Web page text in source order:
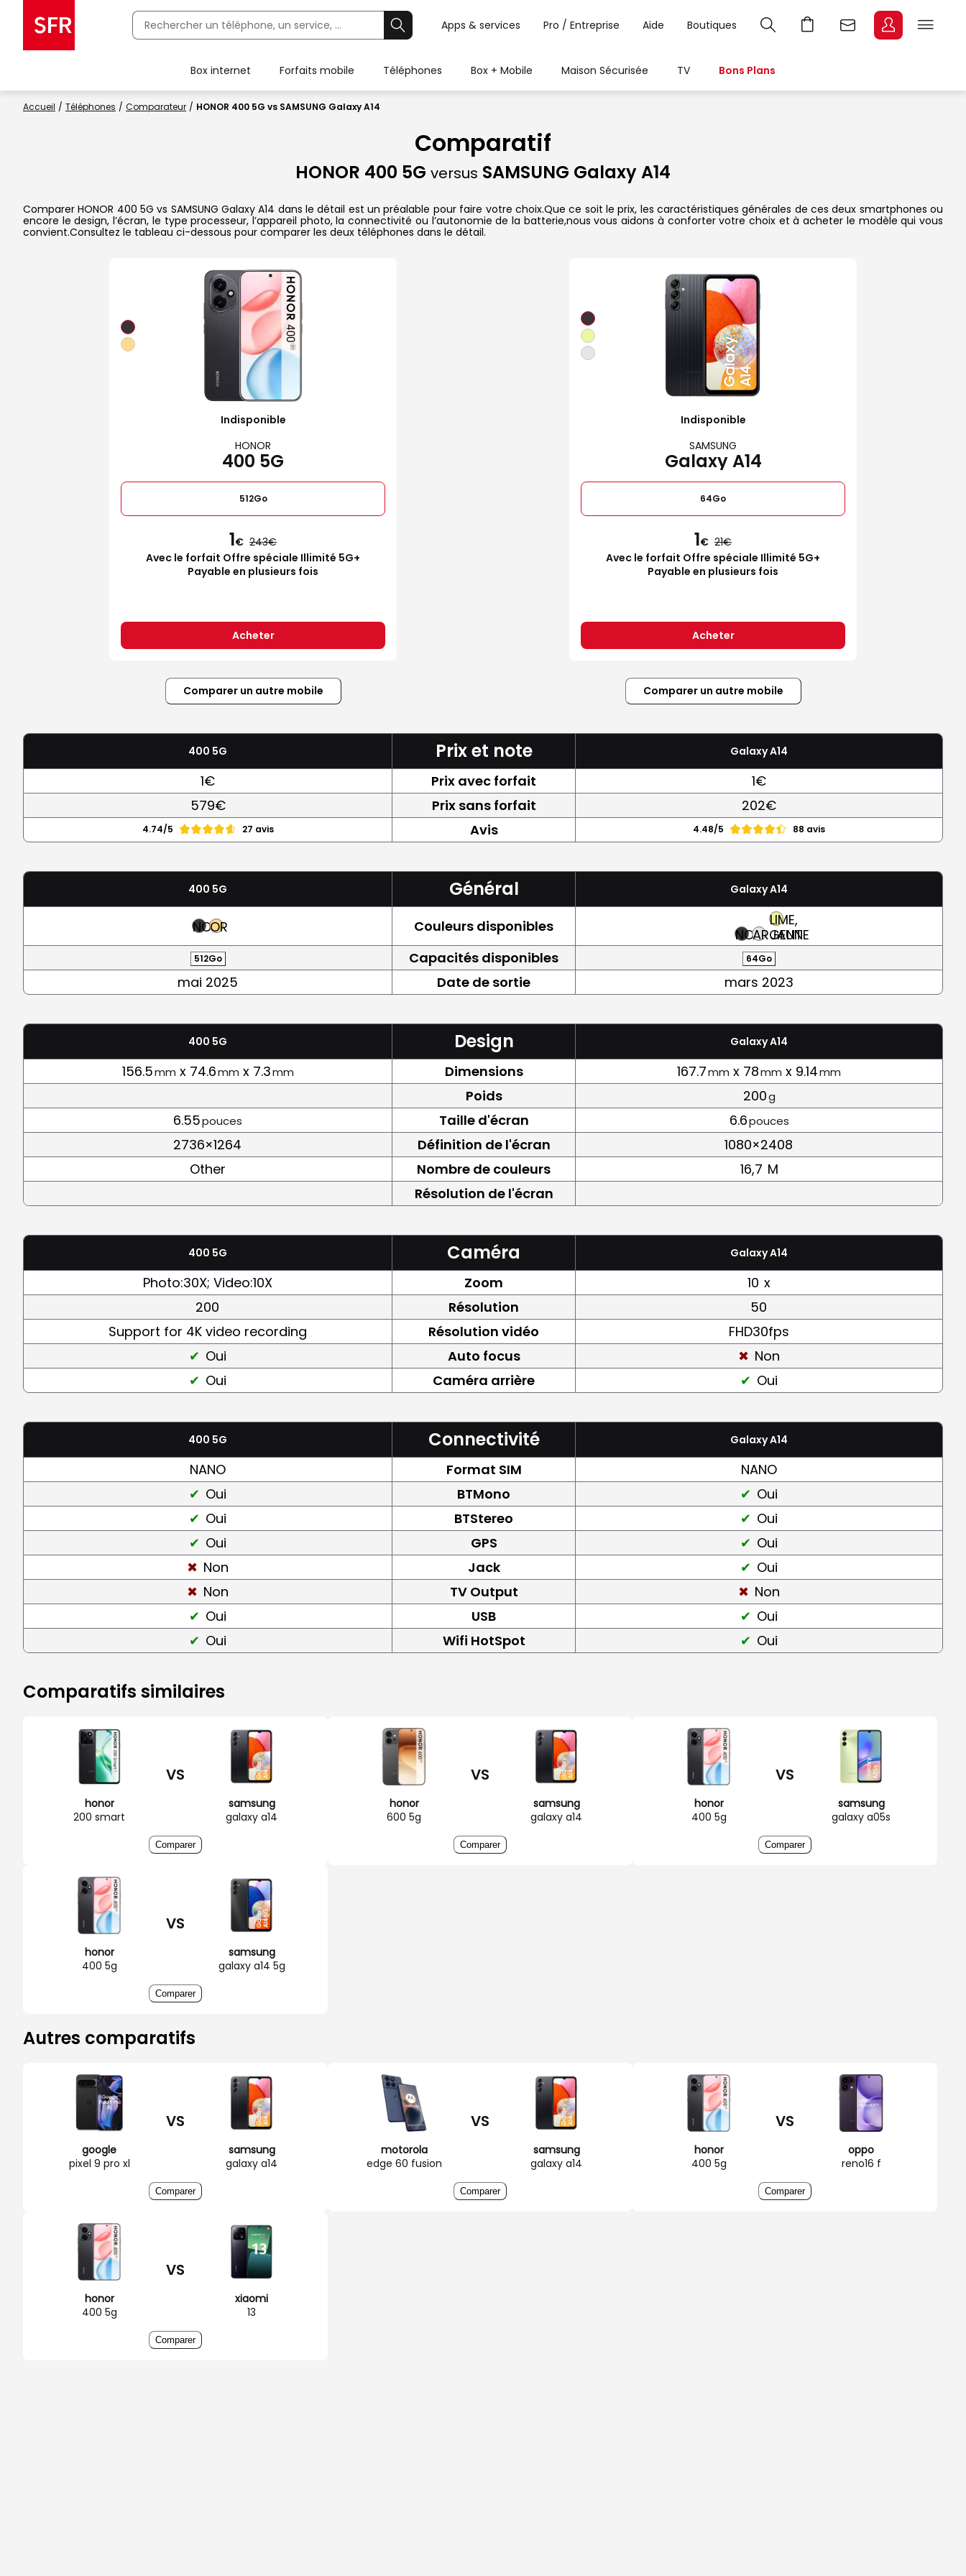
Apps & services Pro / Entreprise Aide Boutiques
Box internet Forfaits mobile Téléphones Box + Mobile Maison Sécurisée TV Bons Plans
Accueil Téléphones Comparateur HONOR 400 5G vs SAMSUNG Galaxy A14
Comparatif
HONOR 400 5G versus SAMSUNG Galaxy A14
Comparer HONOR 400 5G vs SAMSUNG Galaxy A14 dans le détail est un préalable pour faire votre choix.Que ce soit le prix, les caractéristiques générales de ces deux smartphones ou
encore le design, l’écran, le type processeur, l’appareil photo, la connectivité ou l’autonomie de la batterie,nous vous aidons à conforter votre choix et à acheter le modèle qui vous
convient.Consultez le tableau ci-dessous pour comparer les deux téléphones dans le détail.
Indisponible
HONOR
400 5G
512Go
1€ 243
Avec le forfait Offre spéciale Illimité 5G+
Payable en plusieurs fois
Acheter
Indisponible
SAMSUNG
Galaxy A14
64Go
1€ 21
Avec le forfait Offre spéciale Illimité 5G+
Payable en plusieurs fois
Acheter
Comparer un autre mobile Comparer un autre mobile
400 5G Prix et note Galaxy A14
1€ Prix avec forfait
1€
579€
Prix sans forfait 202€
4.74/5 27 avis Avis 4.48/5 88 avis
400 5G Général Galaxy A14
NOIR
OR Couleurs disponibles NOIRARGENT
LIME,
JAUNE
512Go Capacités disponibles 64Go
mai 2025 Date de sortie mars 2023
400 5G Design Galaxy A14
156.5mm x 74.6mm x 7.3mm Dimensions 167.7mm x 78mm x 9.14mm
Poids 200g
6.55pouces Taille d'écran 6.6pouces
2736×1264 Définition de l'écran
1080×2408
Other
Nombre de couleurs 16,7 M
Résolution de l'écran
400 5G Caméra Galaxy A14
Photo:30X; Video:10X Zoom 10 x
200
Résolution
50
Support for 4K video recording
Résolution vidéo
FHD30fps
Oui
Auto focus
Non
Oui
Caméra arrière Oui
400 5G Connectivité Galaxy A14
NANO Format SIM
NANO
Oui
BTMono
Oui
Oui
BTStereo
Oui
Oui
GPS
Oui
Non
Jack
Oui
Non
TV Output
Non
Oui
USB
Oui
Oui
Wifi HotSpot Oui
Comparatifs similaires
honor
200 smart
VS
samsung
galaxy a14
Comparer
honor
600 5g
VS
samsung
galaxy a14
Comparer
honor
400 5g
VS
samsung
galaxy a05s
Comparer
honor
400 5g
VS
samsung
galaxy a14 5g
Comparer
Autres comparatifs
google
pixel 9 pro xl
VS
samsung
galaxy a14
Comparer
motorola
edge 60 fusion
VS
samsung
galaxy a14
Comparer
honor
400 5g
VS
oppo
reno16 f
Comparer
honor
400 5g
VS
xiaomi
13
Comparer